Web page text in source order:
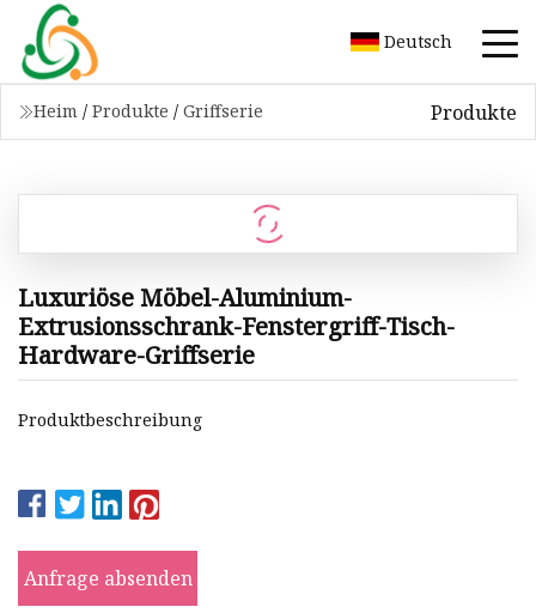
Deutsch
Heim / Produkte / Griffserie Produkte
Luxuriöse Möbel-Aluminium-
Extrusionsschrank-Fenstergriff-Tisch-
Hardware-Griffserie
Produktbeschreibung
Anfrage absenden